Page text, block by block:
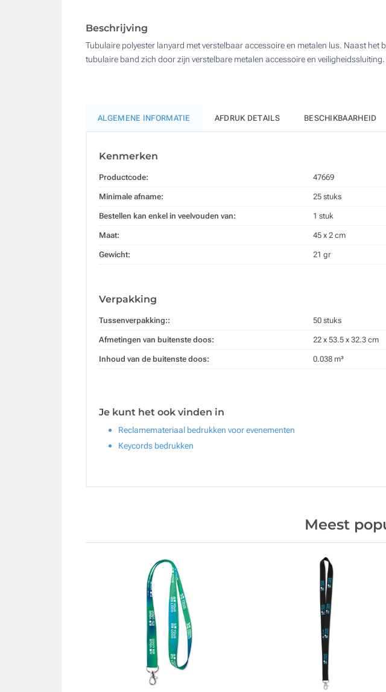
250
Beschrijving
Tubulaire polyester lanyard met verstelbaar accessoire en metalen lus. Naast
tubulaire band zich door zijn verstelbare metalen accessoire en veiligheidssluiting.
ALGEMENE INFORMATIE AFDRUK DETAILS BESCHIKBAARHEID
Kenmerken
Productcode: 47669
Minimale afname: 25 stuks
Bestellen kan enkel in veelvouden van: 1 stuk
Maat: 45 x 2 cm
Gewicht: 21 gr
Verpakking
Tussenverpakking:: 50 stuks
Afmetingen van buitenste doos: 22 x 53.5 x 32.3 cm
Inhoud van de buitenste doos: 0.038 m³
Je kunt het ook vinden in
Reclamemateriaal bedrukken voor evenementen
Keycords bedrukken
Meest